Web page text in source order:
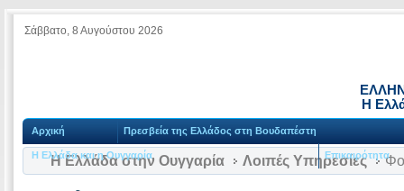
Σάββατο, 8 Αυγούστου 2026
Η
Αρχική Πρεσβεία της Ελλάδος στη Βουδαπέστη
Η Ελλάδα και η Ουγγαρία Επικαιρότητα
Η Ελλάδα στην Ουγγαρία Λοιπές Υπηρεσίες